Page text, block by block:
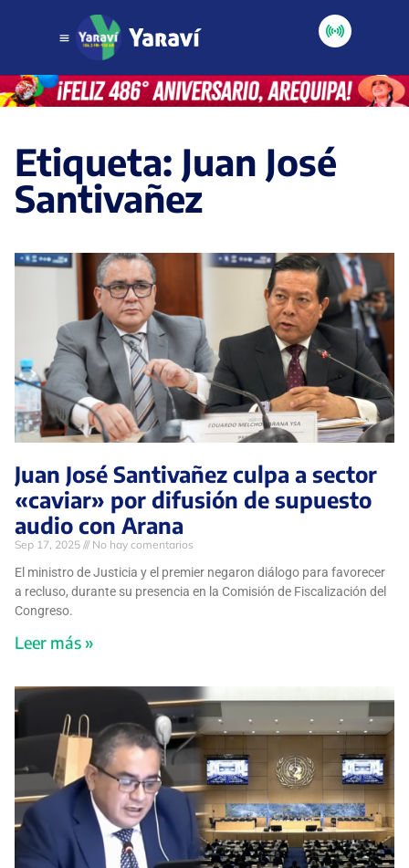
Etiqueta: Juan José
Santivañez
Juan José Santivañez culpa a sector
«caviar» por difusión de supuesto
audio con Arana
Sep 17, 2025 No hay comentarios
El ministro de Justicia y el premier negaron diálogo para favorecer
a recluso, durante su presencia en la Comisión de Fiscalización del
Congreso.
Leer más »